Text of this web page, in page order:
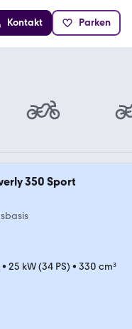
Kontakt Parken
350 Sport
• 25 kW (34 PS) • 330 cm³